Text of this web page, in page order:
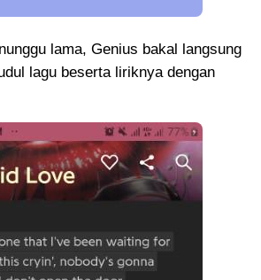
lama, Genius bakal langsung
lagu beserta liriknya dengan